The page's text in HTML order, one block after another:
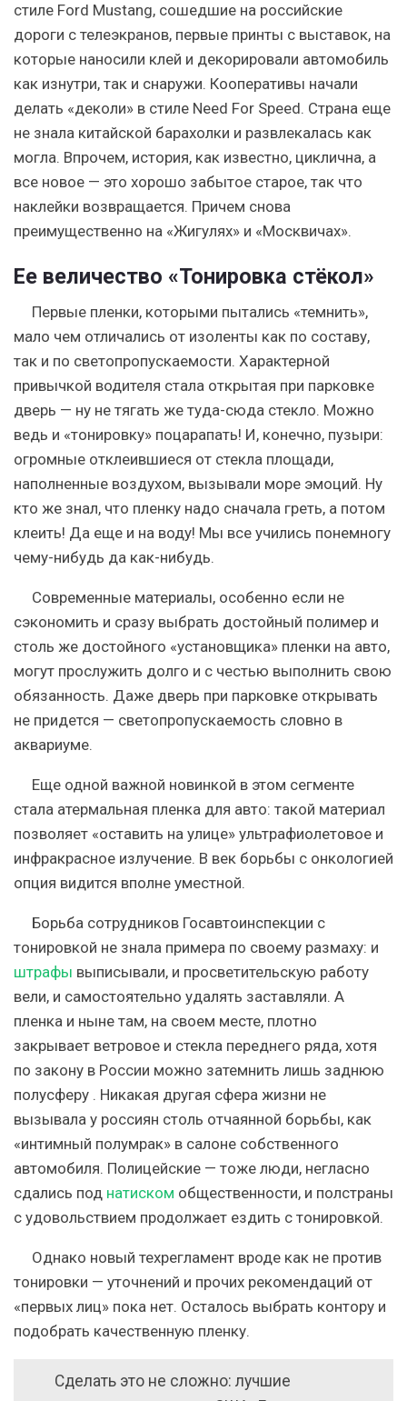
стиле Ford Mustang, сошедшие на российские
дороги с телеэкранов, первые принты с выставок, на
которые наносили клей и декорировали автомобиль
как изнутри, так и снаружи. Кооперативы начали
делать «деколи» в стиле Need For Speed. Страна еще
не знала китайской барахолки и развлекалась как
могла. Впрочем, история, как известно, циклична, а
все новое — это хорошо забытое старое, так что
наклейки возвращается. Причем снова
преимущественно на «Жигулях» и «Москвичах».
Ее величество «Тонировка стёкол»
Первые пленки, которыми пытались «темнить»,
мало чем отличались от изоленты как по составу,
так и по светопропускаемости. Характерной
привычкой водителя стала открытая при парковке
дверь — ну не тягать же туда-сюда стекло. Можно
ведь и «тонировку» поцарапать! И, конечно, пузыри:
огромные отклеившиеся от стекла площади,
наполненные воздухом, вызывали море эмоций. Ну
кто же знал, что пленку надо сначала греть, а потом
клеить! Да еще и на воду! Мы все учились понемногу
чему-нибудь да как-нибудь.
Современные материалы, особенно если не
сэкономить и сразу выбрать достойный полимер и
столь же достойного «установщика» пленки на авто,
могут прослужить долго и с честью выполнить свою
обязанность. Даже дверь при парковке открывать
не придется — светопропускаемость словно в
аквариуме.
Еще одной важной новинкой в этом сегменте
стала атермальная пленка для авто: такой материал
позволяет «оставить на улице» ультрафиолетовое и
инфракрасное излучение. В век борьбы с онкологией
опция видится вполне уместной.
Борьба сотрудников Госавтоинспекции с
тонировкой не знала примера по своему размаху: и
штрафы выписывали, и просветительскую работу
вели, и самостоятельно удалять заставляли. А
пленка и ныне там, на своем месте, плотно
закрывает ветровое и стекла переднего ряда, хотя
по закону в России можно затемнить лишь заднюю
полусферу . Никакая другая сфера жизни не
вызывала у россиян столь отчаянной борьбы, как
«интимный полумрак» в салоне собственного
автомобиля. Полицейские — тоже люди, негласно
сдались под натиском общественности, и полстраны
с удовольствием продолжает ездить с тонировкой.
Однако новый техрегламент вроде как не против
тонировки — уточнений и прочих рекомендаций от
«первых лиц» пока нет. Осталось выбрать контору и
подобрать качественную пленку.
Сделать это не сложно: лучшие